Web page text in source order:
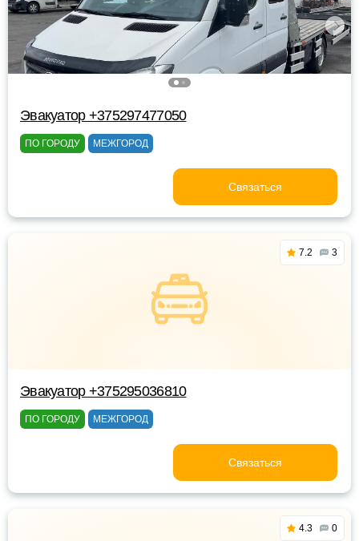
Эвакуатор +375297477050
ПО ГОРОДУ МЕЖГОРОД
Связаться
7.2 3
Эвакуатор +375295036810
ПО ГОРОДУ МЕЖГОРОД
Связаться
4.3 0